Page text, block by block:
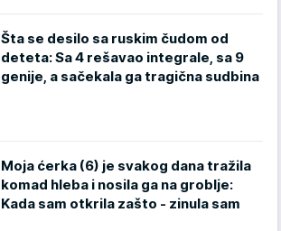
Šta se desilo sa ruskim čudom od
deteta: Sa 4 rešavao integrale, sa 9
genije, a sačekala ga tragična sudbina
Moja ćerka (6) je svakog dana tražila
komad hleba i nosila ga na groblje:
Kada sam otkrila zašto - zinula sam